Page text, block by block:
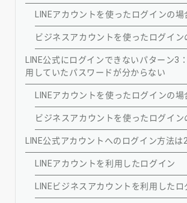
LINEアカウントを使ったログインの場
ビジネスアカウントを使ったログイン
LINE公式にログインできないパターン3
用していたパスワードが分からない
LINEアカウントを使ったログインの場
ビジネスアカウントを使ったログイン
LINE公式アカウントへのログイン方法は
LINEアカウントを利用したログイン
LINEビジネスアカウントを利用したロ